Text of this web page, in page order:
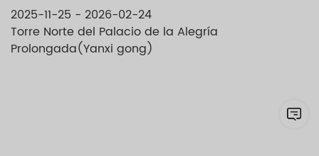
2025-11-25 - 2026-02-24
Torre Norte del Palacio de la Alegría
Prolongada(Yanxi gong)